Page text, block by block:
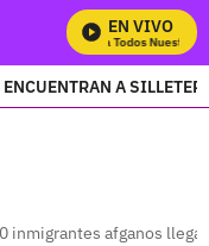
EN VIVO
Mira Todos Nuestros
ENCUENTRAN A
inmigrantes afganos